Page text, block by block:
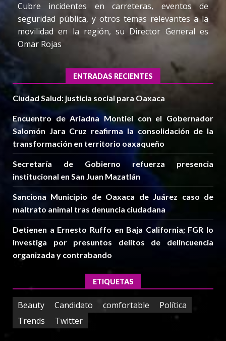
Cubre incidentes en carreteras, eventos de
seguridad pública, y otros temas relevantes a la
movilidad en la región, su Director General es
Omar Rojas
ENTRADAS RECIENTES
Ciudad Salud: justicia social para Oaxaca
Encuentro de Ariadna Montiel con el Gobernador
Salomón Jara Cruz reafirma la consolidación de la
transformación en territorio oaxaqueño
Secretaría de Gobierno refuerza presencia
institucional en San Juan Mazatlán
Sanciona Municipio de Oaxaca de Juárez caso de
maltrato animal tras denuncia ciudadana
Detienen a Ernesto Ruffo en Baja California; FGR lo
investiga por presuntos delitos de delincuencia
organizada y contrabando
ETIQUETAS
Beauty Candidato comfortable
Política
Trends
Twitter